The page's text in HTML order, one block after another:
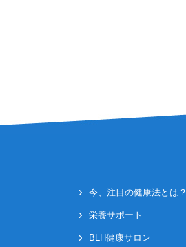
今、注目の健康法とは？
栄養サポート
BLH健康サロン